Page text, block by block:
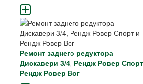
Ремонт заднего редуктора
Дискавери 3/4, Рендж Ровер
Рендж Ровер Вог